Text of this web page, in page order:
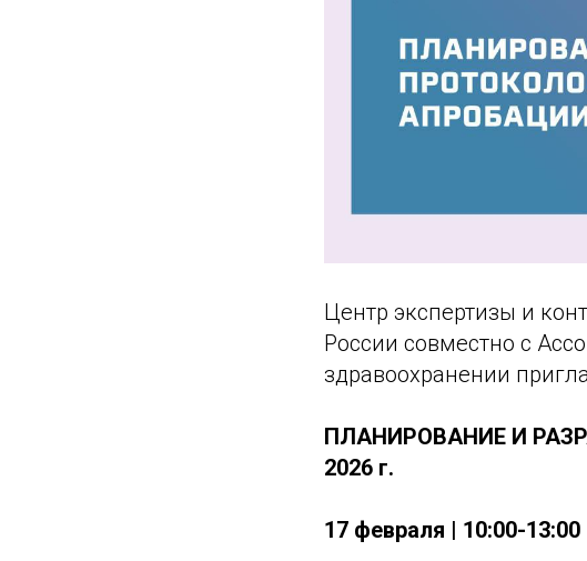
Центр экспертизы и
России совместно с
здравоохранении
ПЛАНИРОВАНИЕ И
2026 г.
17 февраля | 10:00-